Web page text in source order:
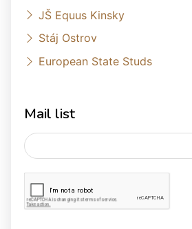
JŠ Equus Kinsky
Stáj Ostrov
European State Studs
Mail list